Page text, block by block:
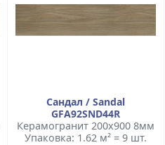
Сандал / Sandal
GFA92SND44R
Керамогранит 200x900 8мм
Упаковка: 1.62 м² = 9 шт.